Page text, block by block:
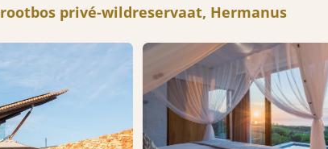
privé-wildreservaat, Hermanus